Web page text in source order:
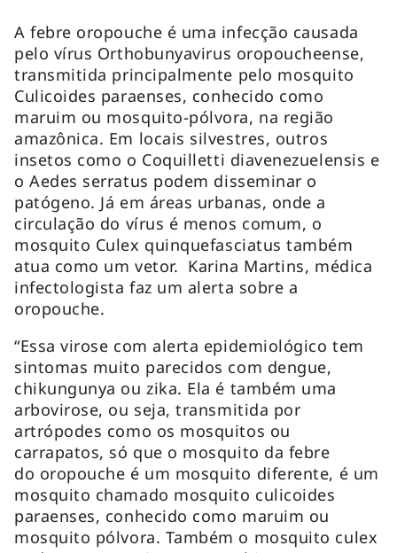
A febre oropouche é uma infecção causada
pelo vírus Orthobunyavirus oropoucheense,
transmitida principalmente pelo mosquito
Culicoides paraenses, conhecido como
maruim ou mosquito-pólvora, na região
amazônica. Em locais silvestres, outros
insetos como o Coquilletti diavenezuelensis e
o Aedes serratus podem disseminar o
patógeno. Já em áreas urbanas, onde a
circulação do vírus é menos comum, o
mosquito Culex quinquefasciatustambém
atua como um vetor. Karina Martins, médica
infectologista faz um alerta sobre a
oropouche.
“Essa virose com alerta epidemiológico tem
sintomas muito parecidos com dengue,
chikungunya ou zika. Ela é também uma
arbovirose, ou seja, transmitida por
artrópodes como os mosquitos ou
carrapatos, só que o mosquito da febre
do oropouche é um mosquito diferente, é um
mosquito chamado mosquito culicoides
paraenses, conhecido como maruim ou
mosquito pólvora. Também o mosquito culex